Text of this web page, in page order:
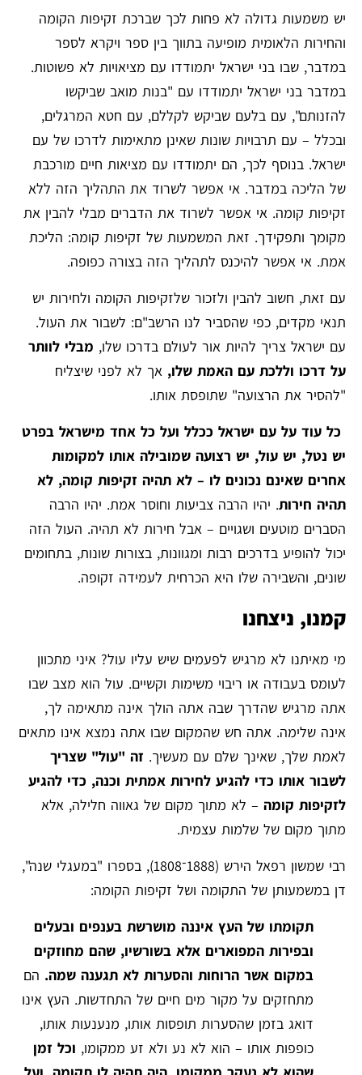
יש משמעות גדולה לא פחות לכך שברכת זקיפות הקומה
והחירות הלאומית מופיעה בתווך בין ספר ויקרא לספר
במדבר, שבו בני ישראל יתמודדו עם מציאויות לא פשוטות.
במדבר בני ישראל יתמודדו עם "בנות מואב שביקשו
להזנותם", עם בלעם שביקש לקללם, עם חטא המרגלים,
ובכלל – עם תרבויות שונות שאינן מתאימות לדרכו של עם
ישראל. בנוסף לכך, הם יתמודדו עם מציאות חיים מורכבת
של הליכה במדבר. אי אפשר לשרוד את התהליך הזה ללא
זקיפות קומה. אי אפשר לשרוד את הדברים מבלי להבין את
מקומך ותפקידך. זאת המשמעות של זקיפות קומה: הליכת
אמת. אי אפשר להיכנס לתהליך הזה בצורה כפופה.
עם זאת, חשוב להבין ולזכור שלזקיפות הקומה ולחירות יש
תנאי מקדים, כפי שהסביר לנו הרשב"ם: לשבור את העול.
עם ישראל צריך להיות אור לעולם בדרכו שלו, מבלי לוותר
על דרכו וללכת עם האמת שלו, אך לא לפני שיצליח
"להסיר את הרצועה" שתופסת אותו.
כל עוד על עם ישראל ככלל ועל כל אחד מישראל בפרט
יש נטל, יש עול, יש רצועה שמובילה אותו למקומות
אחרים שאינם נכונים לו – לא תהיה זקיפות קומה, לא
תהיה חירות. יהיו הרבה צביעות וחוסר אמת. יהיו הרבה
הסברים מוטעים ושגויים – אבל חירות לא תהיה. העול הזה
יכול להופיע בדרכים רבות ומגוונות, בצורות שונות, בתחומים
שונים, והשבירה שלו היא הכרחית לעמידה זקופה.
קמנו, ניצחנו
מי מאיתנו לא מרגיש לפעמים שיש עליו עול? איני מתכוון
לעומס בעבודה או ריבוי משימות וקשיים. עול הוא מצב שבו
אתה מרגיש שהדרך שבה אתה הולך אינה מתאימה לך,
אינה שלימה. אתה חש שהמקום שבו אתה נמצא אינו מתאים
לאמת שלך, שאינך שלם עם מעשיך. זה "עול" שצריך
לשבור אותו כדי להגיע לחירות אמתית וכנה, כדי להגיע
לזקיפות קומה – לא מתוך מקום של גאווה חלילה, אלא
מתוך מקום של שלמות עצמית.
רבי שמשון רפאל הירש (1888־1808), בספרו "במעגלי שנה",
דן במשמעותן של התקומה ושל זקיפות הקומה:
תקומתו של העץ איננה מושרשת בענפים ובעלים
ובפירות המפוארים אלא בשורשיו, שהם מחוזקים
במקום אשר הרוחות והסערות לא תגענה שמה. הם
מתחזקים על מקור מים חיים של התחדשות. העץ אינו
דואג בזמן שהסערות תופסות אותו, מנענעות אותו,
כופפות אותו – הוא לא נע ולא זע ממקומו, וכל זמן